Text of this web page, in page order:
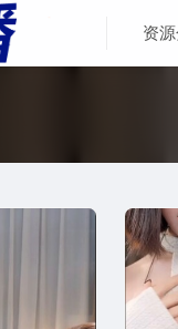
资